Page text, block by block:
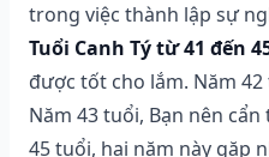
trong việc thành lập sự
Tuổi Canh Tý từ 41 đến
được tốt cho lắm. Năm
Năm 43 tuổi, Bạn nên
45 tuổi, hai năm này gặp